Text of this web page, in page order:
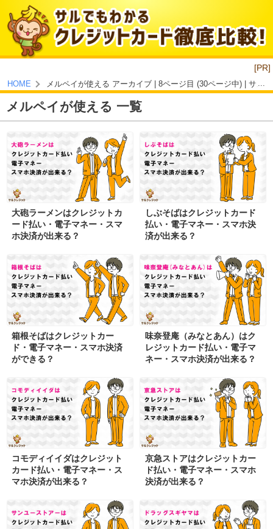
[PR]
HOME メルペイが使える アーカイブ | 8ページ目 (30ページ中) | サル
メルペイが使える 一覧
大砲ラーメンはクレジットカ
ード払い・電子マネー・スマ
ホ決済が出来る？
しぶそばはクレジットカード
払い・電子マネー・スマホ決
済が出来る？
箱根そばはクレジットカー
ド・電子マネー・スマホ決済
ができる？
味奈登庵（みなとあん）はク
レジットカード払い・電子マ
ネー・スマホ決済が出来る？
コモディイイダはクレジット
カード払い・電子マネー・ス
マホ決済が出来る？
京急ストアはクレジットカー
ド払い・電子マネー・スマホ
決済が出来る？